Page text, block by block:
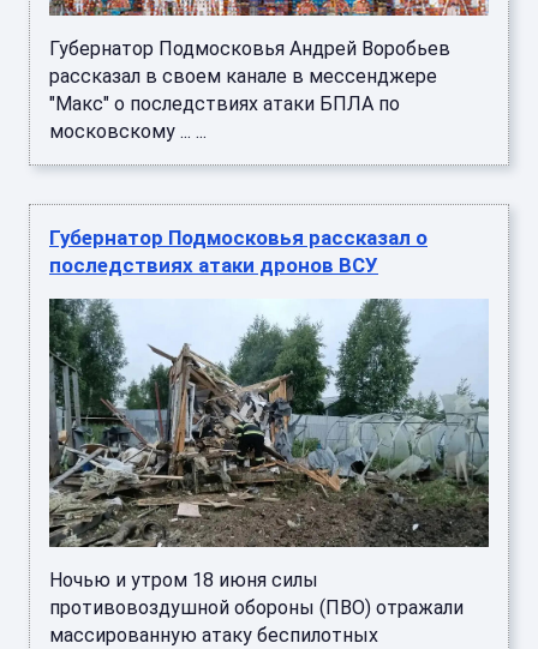
Губернатор Подмосковья Андрей Воробьев
рассказал в своем канале в мессенджере
"Макс" о последствиях атаки БПЛА по
московскому ... ...
Губернатор Подмосковья рассказал о
последствиях атаки дронов ВСУ
Ночью и утром 18 июня силы
противовоздушной обороны (ПВО) отражали
массированную атаку беспилотных